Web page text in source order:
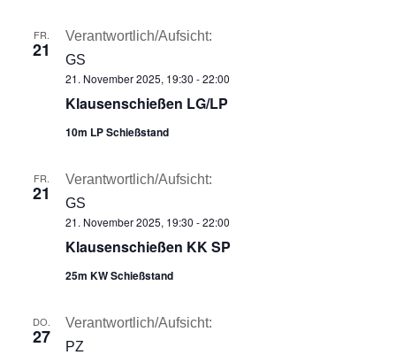
FR.
21
21. November 2025, 19:30 -22:00
Klausenschießen LG/LP
10m LP Schießstand
Verantwortlich/Aufsicht:
GS
FR.
21
21. November 2025, 19:30 -22:00
Klausenschießen KK SP
25m KW Schießstand
Verantwortlich/Aufsicht:
GS
DO.
27
Verantwortlich/Aufsicht:
PZ